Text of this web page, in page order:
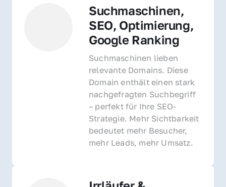
Suchmaschinen,
SEO, Optimierung,
Google Ranking
Suchmaschinen lieben
relevante Domains. Diese
Domain enthält einen stark
nachgefragten Suchbegriff
– perfekt für Ihre SEO-
Strategie. Mehr Sichtbarkeit
bedeutet mehr Besucher,
mehr Leads, mehr Umsatz.